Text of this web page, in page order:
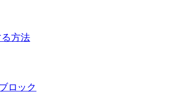
方法
ロック